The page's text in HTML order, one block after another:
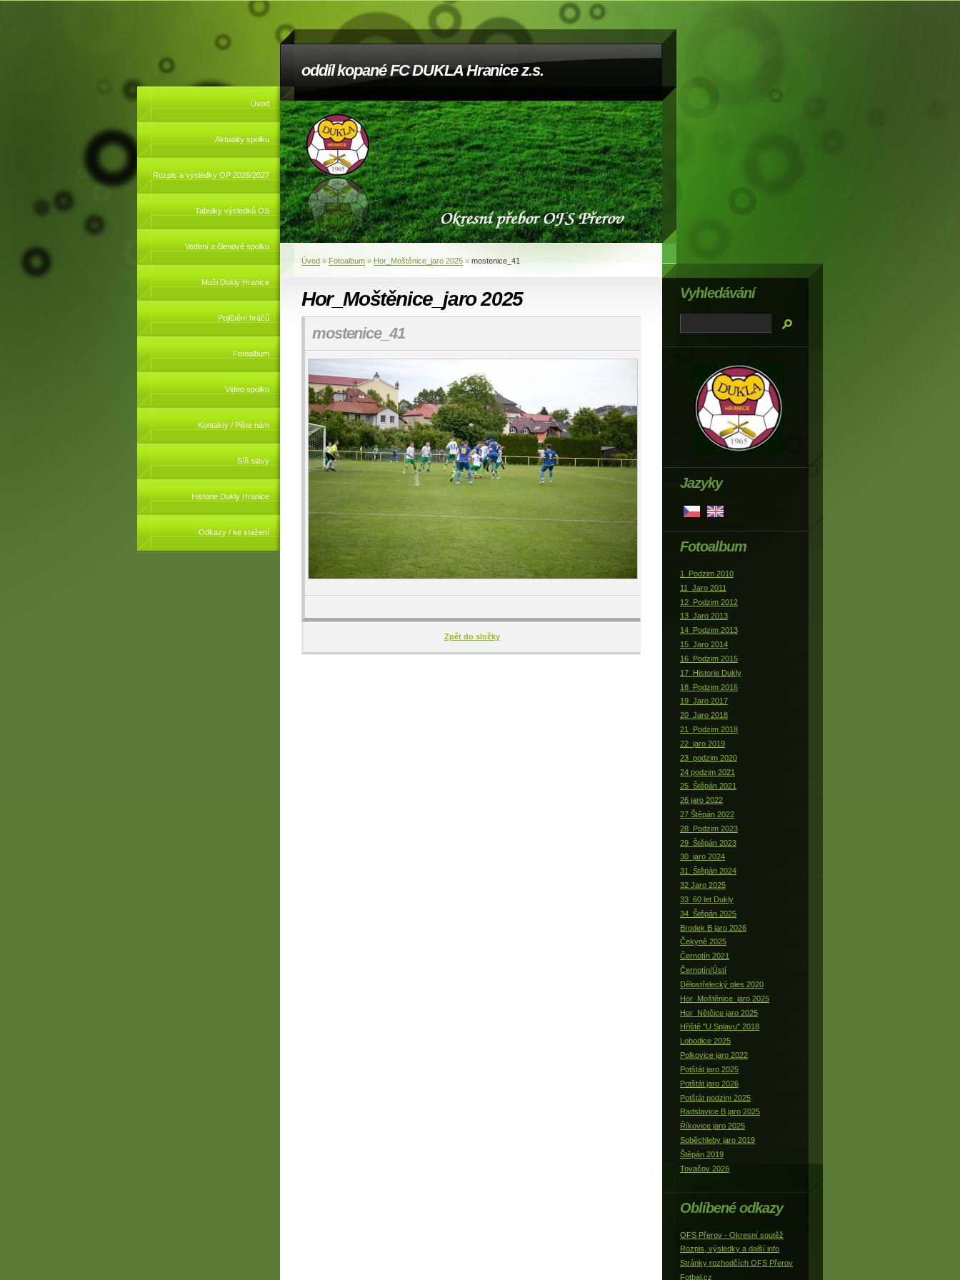
oddíl kopané FC DUKLA Hranice z.s.
Úvod
Aktuality spolku
Rozpis a výsledky OP 2026/2027
Tabulky výsledků OS
Vedení a členové spolku
Muži Dukly Hranice
Pojištění hráčů
Fotoalbum
Video spolku
Kontakty / Pište nám
Síň slávy
Historie Dukly Hranice
Odkazy / ke stažení
Úvod » Fotoalbum » Hor_Moštěnice_jaro 2025 » mostenice_41
Hor_Moštěnice_jaro 2025
mostenice_41
Zpět do složky
Jazyky
Fotoalbum
1_Podzim 2010
11_Jaro 2011
12_Podzim 2012
13_Jaro 2013
14_Podzim 2013
15_Jaro 2014
16_Podzim 2015
17_Historie Dukly
18_Podzim 2016
19_Jaro 2017
20_Jaro 2018
21_Podzim 2018
22_jaro 2019
23_podzim 2020
24 podzim 2021
25_Štěpán 2021
26 jaro 2022
27 Štěpán 2022
28_Podzim 2023
29_Štěpán 2023
30_jaro 2024
31_Štěpán 2024
32 Jaro 2025
33_60 let Dukly
34_Štěpán 2025
Brodek B jaro 2026
Čekyně 2025
Černotín 2021
Černotín/Ústí
Dělostřelecký ples 2020
Hor_Moštěnice_jaro 2025
Hor_Nětčice jaro 2025
Hřiště "U Splavu" 2018
Lobodice 2025
Polkovice jaro 2022
Potštát jaro 2025
Potštát jaro 2026
Potštát podzim 2025
Radslavice B jaro 2025
Říkovice jaro 2025
Soběchleby jaro 2019
Štěpán 2019
Tovačov 2026
Oblíbené odkazy
OFS Přerov - Okresní soutěž
Rozpis, výsledky a další info
Stránky rozhodčích OFS Přerov
Fotbal.cz
Vyhledávání